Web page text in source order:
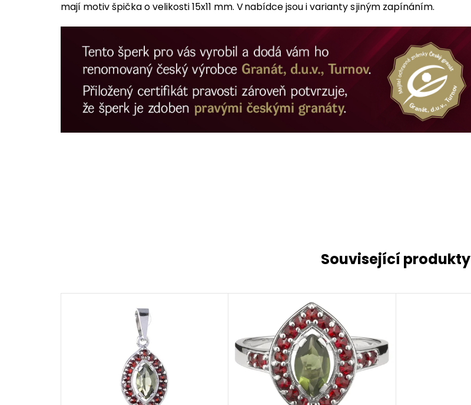
mají motiv špička o velikosti 15x11 mm. V nabídce jsou i varianty s jiným zapínáním.
Související produkty